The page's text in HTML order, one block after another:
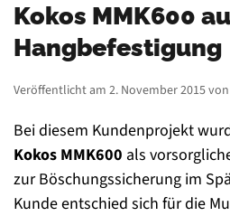
Kokos MMK600
Hangbefestigung
Veröffentlicht am 2. November 2015 von
Bei diesem Kundenprojekt
Kokos MMK600 als
zur Böschungssicherung im
Kunde entschied sich für die